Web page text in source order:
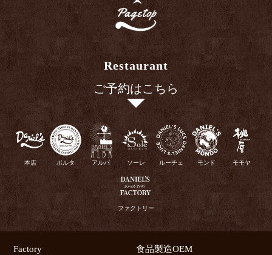
Restaurant
ご予約はこちら
本店 ポルタ アルバ ソーレ ルーチェ モンド モモヤ
ファクトリー
Factory 食品製造OEM